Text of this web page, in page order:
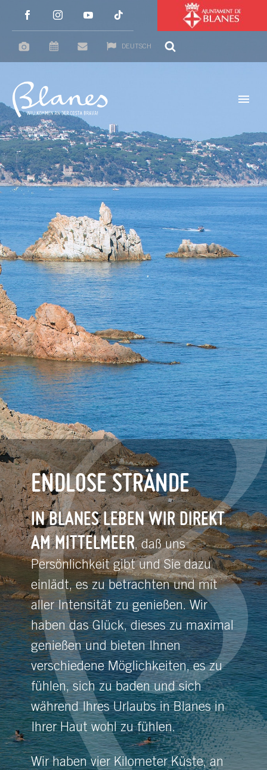
DEUTSCH
ENDLOSE STRÄNDE
IN BLANES LEBEN WIR DIREKT
AM MITTELMEER, daß uns
Persönlichkeit gibt und Sie dazu
einlädt, es zu betrachten und mit
aller Intensität zu genießen. Wir
haben das Glück, dieses zu maximal
genießen und bieten Ihnen
verschiedene Möglichkeiten, es zu
fühlen, sich zu baden und sich
während Ihres Urlaubs in Blanes in
Ihrer Haut wohl zu fühlen.
Wir haben vier Kilometer Küste, an